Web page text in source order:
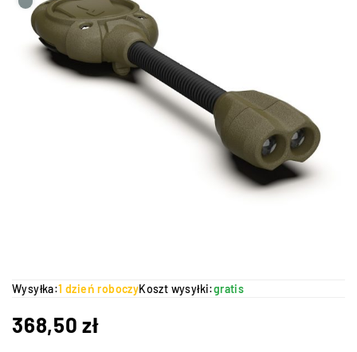
Wysyłka:1 dzień roboczyKoszt wysyłki:gratis
368,50zł